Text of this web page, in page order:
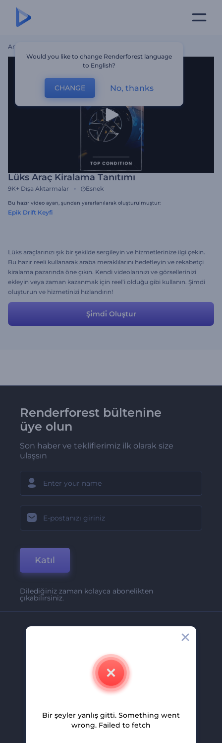
Ana Sayfa
Lüks Araç Kiralama Tanıtımı
9K+ Dışa Aktarmalar Esnek
Bu hazır video ayarı, şundan yararlanılarak oluşturulmuştur:
Epik Drift Keyfi
Lüks araçlarınızı şık bir şekilde sergileyin ve hizmetlerinize ilgi çekin.
Bu hazır reeli kullanarak araba meraklılarını hedefleyin ve rekabetçi
kiralama pazarında öne çıkın. Kendi videolarınızı ve görsellerinizi
ekleyin veya zaman kazanmak için reel’i olduğu gibi kullanın. Şimdi
oluşturun ve hizmetinizi hızlandırın!
Şi̇mdi̇ Oluştur
Renderforest bültenine
üye olun
Son haber ve tekliflerimiz ilk olarak size
ulaşsın
Katıl
Dilediğiniz zaman kolayca abonelikten
çıkabilirsiniz.
İletişim
Kariyer
Ortaklık Programı
Would you like to change Renderforest language
to English?
CHANGE No, thanks
Bir şeyler yanlış gitti. Something went
wrong. Failed to fetch